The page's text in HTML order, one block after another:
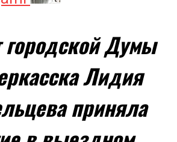
городской Думы
Лидия
приняла